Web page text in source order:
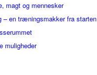
magt og mennesker
– en træningsmakker fra starten
muligheder